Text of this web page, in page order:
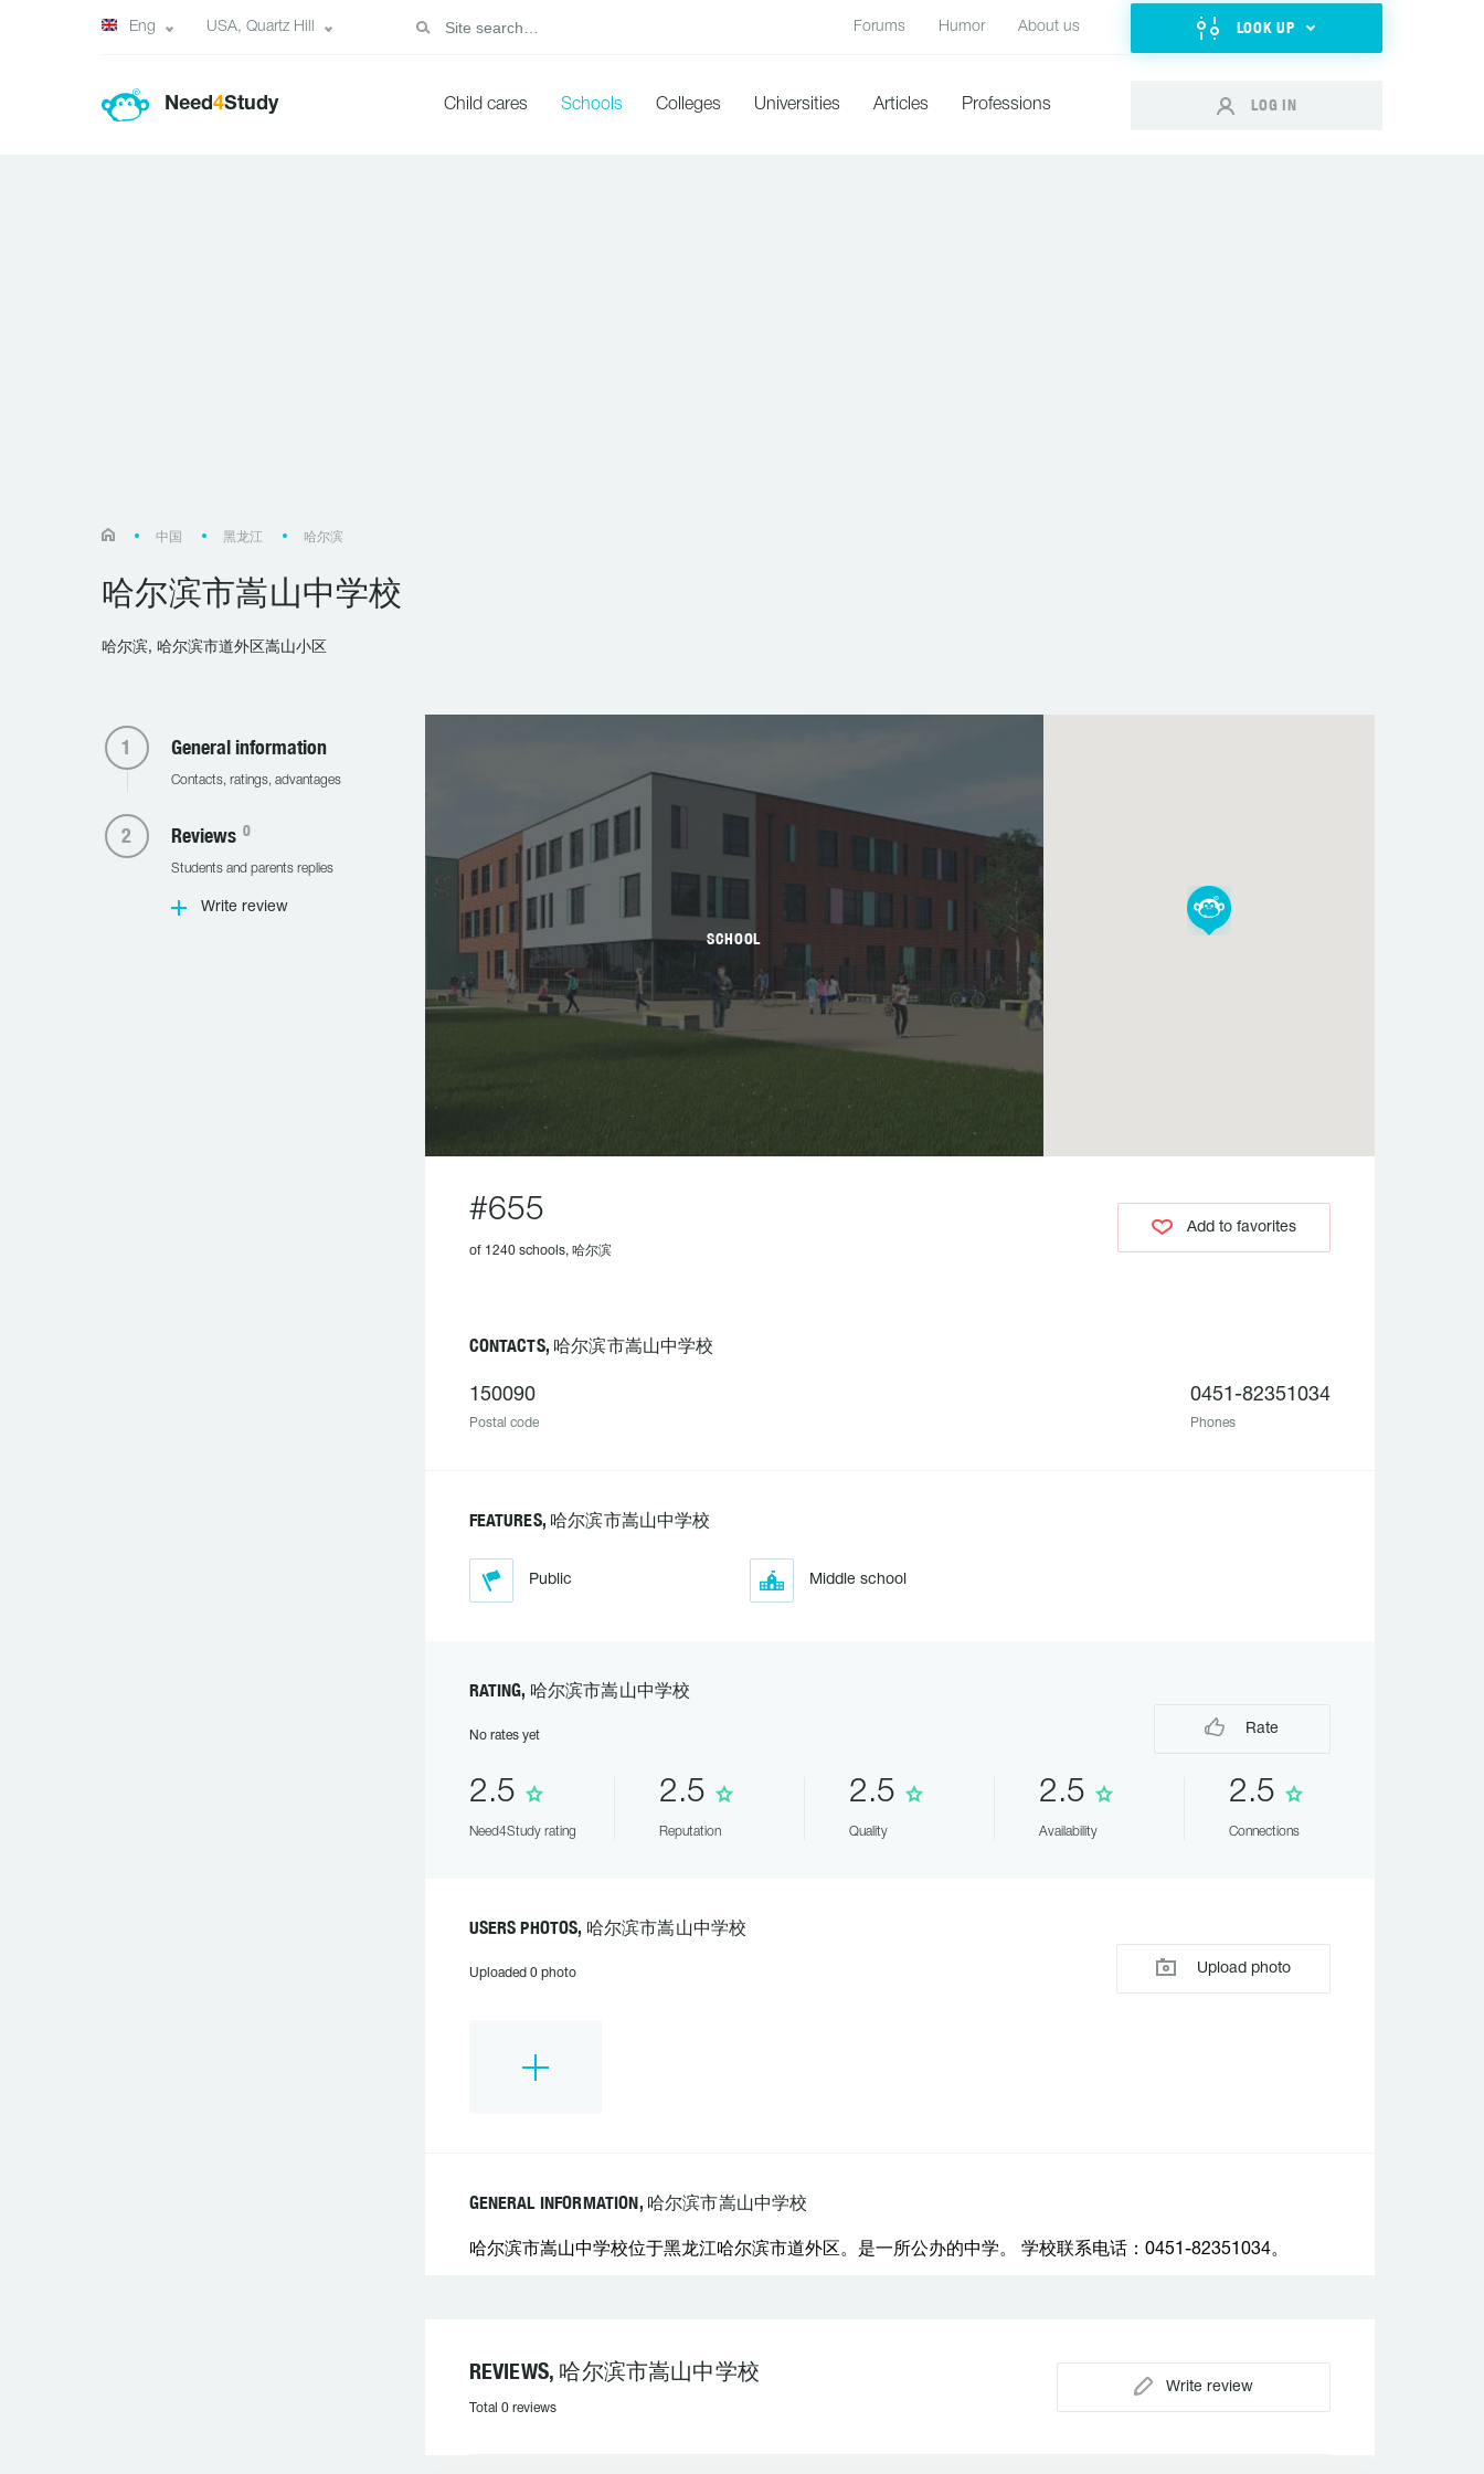
Eng USA, Quartz Hill Forums Humor About us LOOK UP
Need4Study Child cares Schools Colleges Universities Articles Professions LOG IN
中国 黑龙江 哈尔滨
哈尔滨市嵩山中学校
哈尔滨, 哈尔滨市道外区嵩山小区
General information
Contacts, ratings, advantages
Reviews 0
Students and parents replies
Write review
SCHOOL
#655
of 1240 schools, 哈尔滨
Add to favorites
CONTACTS, 哈尔滨市嵩山中学校
150090
Postal code
0451-82351034
Phones
FEATURES, 哈尔滨市嵩山中学校
Public Middle school
RATING, 哈尔滨市嵩山中学校
No rates yet Rate
2.5
Need4Study rating
2.5
Reputation
2.5
Quality
2.5
Availability
2.5
Connections
USERS PHOTOS, 哈尔滨市嵩山中学校
Uploaded 0 photo Upload photo
GENERAL INFORMATION, 哈尔滨市嵩山中学校
哈尔滨市嵩山中学校位于黑龙江哈尔滨市道外区。是一所公办的中学。 学校联系电话：0451-82351034。
REVIEWS, 哈尔滨市嵩山中学校
Total 0 reviews
Write review